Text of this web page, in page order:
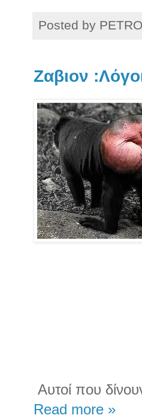
Posted by
Ζαβιον
Αυτοί που
Read more »